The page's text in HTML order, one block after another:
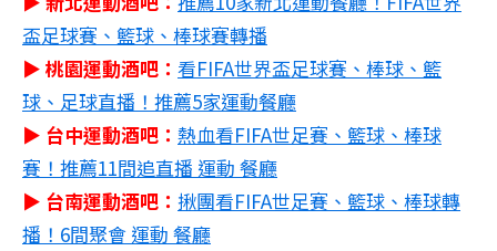
盃足球賽、籃球、棒球賽轉播
▶ 桃園運動酒吧： 看FIFA世界盃足球賽 、 棒球、籃
球、足球直播！推薦5家運動餐廳
▶ 台中運動酒吧： 熱血看FIFA世足賽 、籃球、棒球
賽！推薦11間追直播 運動 餐廳
▶ 台南運動酒吧： 揪團看FIFA世足賽 、籃球、棒球轉
播！6間聚會 運動 餐廳